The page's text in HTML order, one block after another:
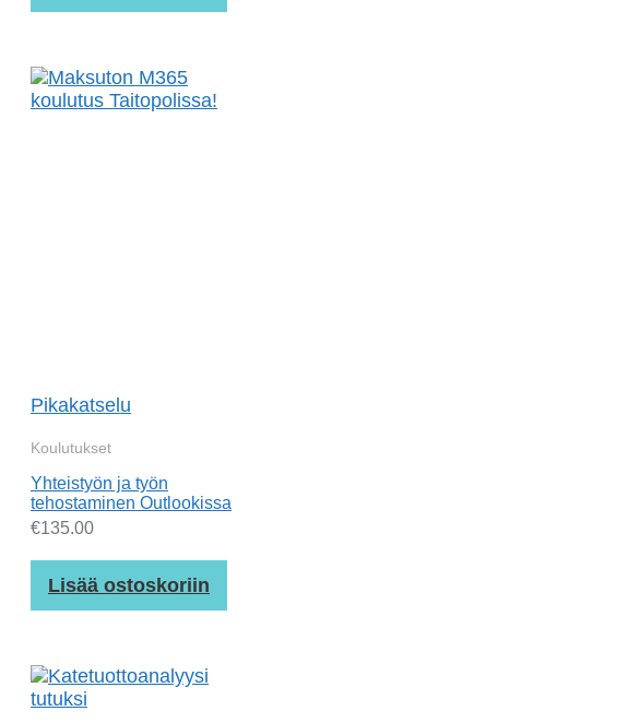
Pikakatselu
Koulutukset
Yhteistyön ja työn
tehostaminen Outlookissa
€135.00
Lisää ostoskoriin